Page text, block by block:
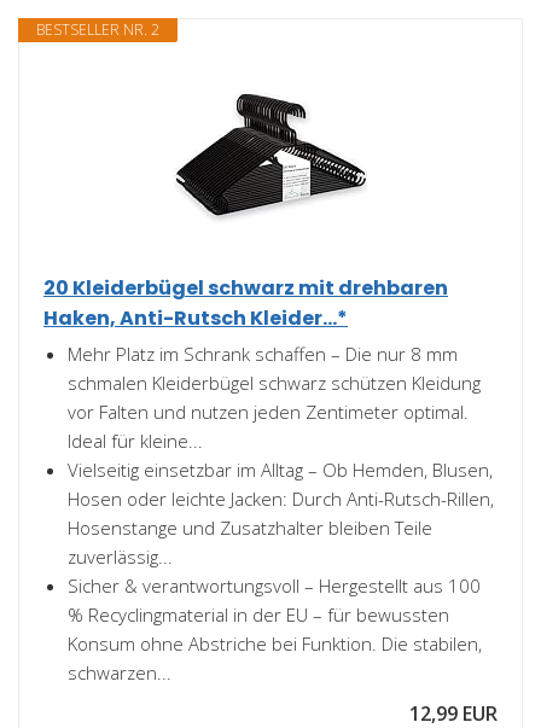
BESTSELLER NR. 2
20 Kleiderbügel schwarz mit drehbaren
Haken, Anti-Rutsch Kleider...*
Mehr Platz im Schrank schaffen – Die nur 8 mm
schmalen Kleiderbügel schwarz schützen Kleidung
vor Falten und nutzen jeden Zentimeter optimal.
Ideal für kleine...
Vielseitig einsetzbar im Alltag – Ob Hemden, Blusen,
Hosen oder leichte Jacken: Durch Anti-Rutsch-Rillen,
Hosenstange und Zusatzhalter bleiben Teile
zuverlässig...
Sicher & verantwortungsvoll – Hergestellt aus 100
% Recyclingmaterial in der EU – für bewussten
Konsum ohne Abstriche bei Funktion. Die stabilen,
schwarzen...
12,99 EUR